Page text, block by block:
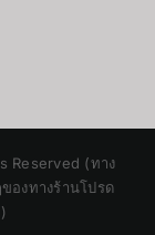
Reserved (ทาง
องทางร้านโปรด
Chinese